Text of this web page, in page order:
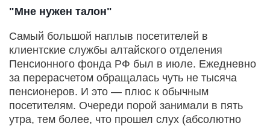
"Мне нужен талон"
Самый большой наплыв посетителей в
клиентские службы алтайского отделения
Пенсионного фонда РФ был в июле. Ежедневно
за перерасчетом обращалась чуть не тысяча
пенсионеров. И это — плюс к обычным
посетителям. Очереди порой занимали в пять
утра, тем более, что прошел слух (абсолютно